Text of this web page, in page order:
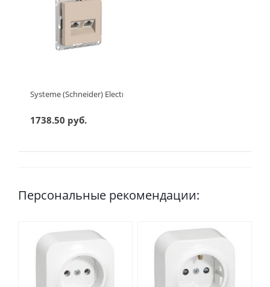
Systeme (Schneider) Electric ATLASDESIGN РОЗЕТКА двойная
1738.50 руб.
Персональные рекомендации: